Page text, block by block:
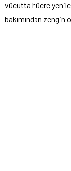
vücutta hücre
bakımından zengin